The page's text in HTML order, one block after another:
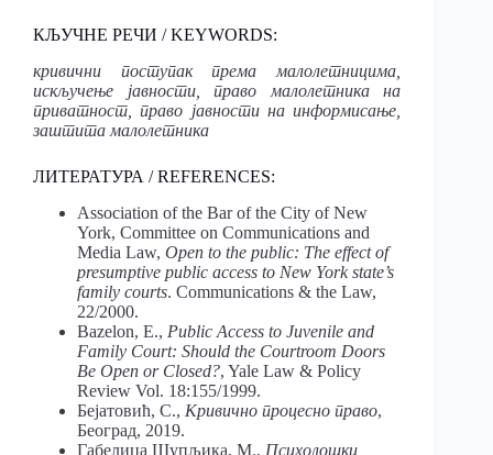
КЉУЧНЕ РЕЧИ / KEYWORDS:
кривични поступак према малолетницима,
искључење јавности, право малолетника на
приватност, право јавности на информисање,
заштита малолетника
ЛИТЕРАТУРА / REFERENCES:
Association of the Bar of the City of New
York, Committee on Communications and
Media Law, Open to the public: The effect of
presumptive public access to New York state’s
family courts. Communications & the Law,
22/2000.
Bazelon, Е., Public Access to Juvenile and
Family Court: Should the Courtroom Doors
Be Open or Closed?, Yale Law & Policy
Review Vol. 18:155/1999.
Бејатовић, С., Кривично процесно право,
Београд, 2019.
Габелица Шупљика, М., Психолошки